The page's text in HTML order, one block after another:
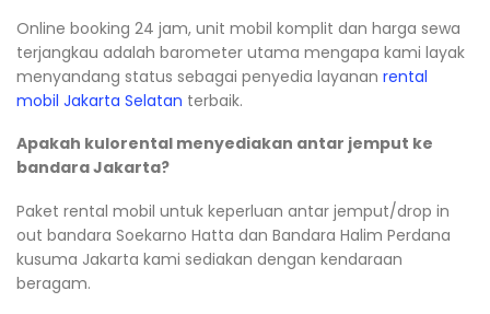
Online booking 24 jam, unit mobil komplit dan harga sewa
terjangkau adalah barometer utama mengapa kami layak
menyandang status sebagai penyedia layanan rental
mobil Jakarta Selatan terbaik.
Apakah kulorental menyediakan antar jemput ke
bandara Jakarta?
Paket rental mobil untuk keperluan antar jemput/drop in
out bandara Soekarno Hatta dan Bandara Halim Perdana
kusuma Jakarta kami sediakan dengan kendaraan
beragam.